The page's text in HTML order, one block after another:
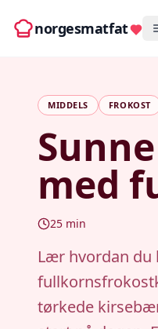
norgesmatfat
MIDDELS FROKOST
med
25 min
Lær hvordan du
tørkede